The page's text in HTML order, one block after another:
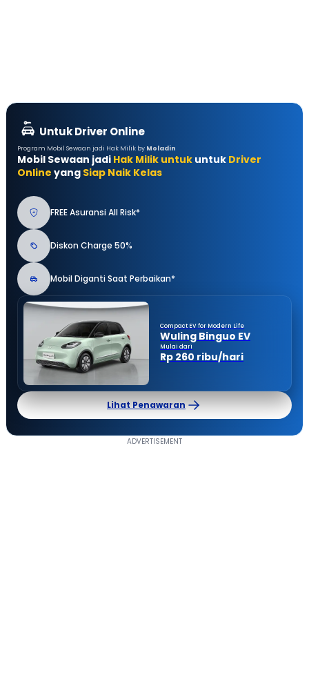
Untuk Driver Online
Program Mobil Sewaan jadi Hak Milik by Moladin
Mobil Sewaan jadi Hak Milik untuk untuk Driver
Online yang Siap Naik Kelas
FREE Asuransi All Risk*
Diskon Charge 50%
Mobil Diganti Saat Perbaikan*
Compact EV for Modern Life
Wuling Binguo EV
Mulai dari
Rp 260 ribu/hari
Lihat Penawaran